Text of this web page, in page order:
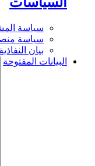
سياسة
سياسة
بيان
البيانات المفتوحة